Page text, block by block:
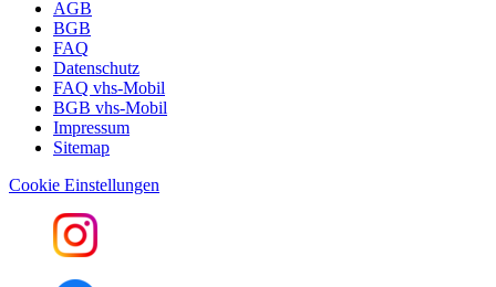
AGB
BGB
FAQ
Datenschutz
FAQ vhs-Mobil
BGB vhs-Mobil
Impressum
Sitemap
Cookie Einstellungen